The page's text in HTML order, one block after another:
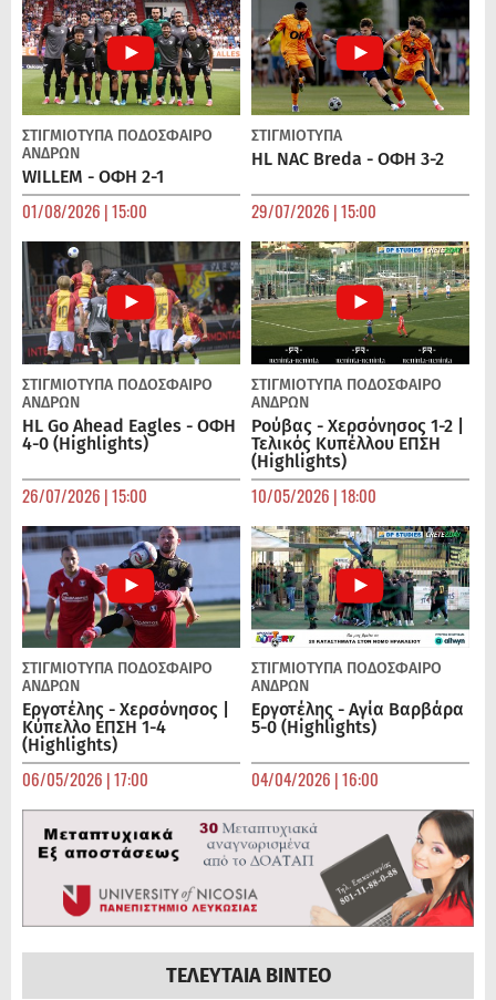
ΣΤΙΓΜΙΟΤΥΠΑ ΠΟΔΌΣΦΑΙΡΟ
ΑΝΔΡΏΝ
WILLEM - ΟΦΗ 2-1
01/08/2026 | 15:00
ΣΤΙΓΜΙΟΤΥΠΑ
HL NAC Breda - ΟΦΗ 3-2
29/07/2026 | 15:00
ΣΤΙΓΜΙΟΤΥΠΑ ΠΟΔΌΣΦΑΙΡΟ
ΑΝΔΡΏΝ
HL Go Ahead Eagles - ΟΦΗ
4-0 (Highlights)
26/07/2026 | 15:00
ΣΤΙΓΜΙΟΤΥΠΑ ΠΟΔΌΣΦΑΙΡΟ
ΑΝΔΡΏΝ
Ρούβας - Χερσόνησος 1-2 |
Τελικός Κυπέλλου ΕΠΣΗ
(Highlights)
10/05/2026 | 18:00
ΣΤΙΓΜΙΟΤΥΠΑ ΠΟΔΌΣΦΑΙΡΟ
ΑΝΔΡΏΝ
Εργοτέλης - Χερσόνησος |
Κύπελλο ΕΠΣΗ 1-4
(Highlights)
06/05/2026 | 17:00
ΣΤΙΓΜΙΟΤΥΠΑ ΠΟΔΌΣΦΑΙΡΟ
ΑΝΔΡΏΝ
Εργοτέλης - Αγία Βαρβάρα
5-0 (Highlights)
04/04/2026 | 16:00
ΤΕΛΕΥΤΑΙΑ ΒΙΝΤΕΟ